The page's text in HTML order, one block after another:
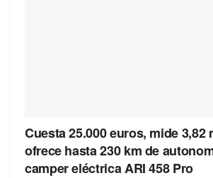
Cuesta 25.000 euros, mide 3,82
ofrece hasta 230 km de
camper eléctrica ARI 458 Pro